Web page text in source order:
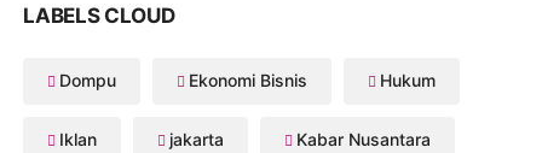
LABELS CLOUD
Dompu Ekonomi Bisnis Hukum
Iklan jakarta Kabar Nusantara